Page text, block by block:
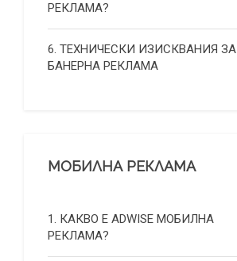
РЕКЛАМА?
6. ТЕХНИЧЕСКИ ИЗИСКВАНИЯ ЗА
БАНЕРНА РЕКЛАМА
МОБИЛНА РЕКЛАМА
1. КАКВО Е ADWISE МОБИЛНА
РЕКЛАМА?